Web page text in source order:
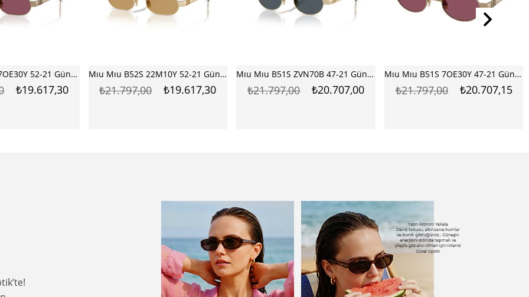
Mıu Mıu B52S 22M10Y 52-21 Güneş Gözlüğü
₺19.617,30
Mıu Mıu B51S ZVN70B 47-21 Güneş Gözlüğü
₺20.707,00
₺21.797,00
Mıu Mıu B51S 7OE30Y 47-21 Güneş Gözlüğü
₺20.707,15
₺21.797,00
Mıu Mıu B51S 22M20V 47-21 Güneş Gözlüğü
₺20.707,00
₺21.797,00